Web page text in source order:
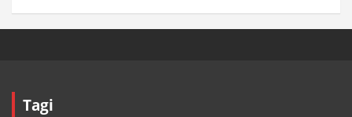
Tagi